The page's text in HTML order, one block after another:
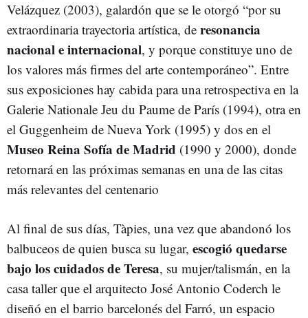
Velázquez (2003), galardón que se le otorgó “por su
extraordinaria trayectoria artística, de resonancia
nacional e internacional, y porque constituye uno de
los valores más firmes del arte contemporáneo”. Entre
sus exposiciones hay cabida para una retrospectiva en la
Galerie Nationale Jeu du Paume de París (1994), otra en
el Guggenheim de Nueva York (1995) y dos en el
Museo Reina Sofía de Madrid (1990 y 2000), donde
retornará en las próximas semanas en una de las citas
más relevantes del centenario
Al final de sus días, Tàpies, una vez que abandonó los
balbuceos de quien busca su lugar, escogió quedarse
bajo los cuidados de Teresa, su mujer/talismán, en la
casa taller que el arquitecto José Antonio Coderch le
diseñó en el barrio barcelonés del Farró, un espacio